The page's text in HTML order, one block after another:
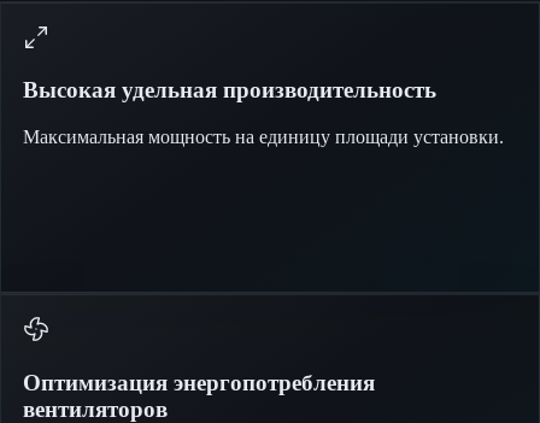
Высокая удельная производительность
Максимальная мощность на единицу площади установки.
Оптимизация энергопотребления
вентиляторов